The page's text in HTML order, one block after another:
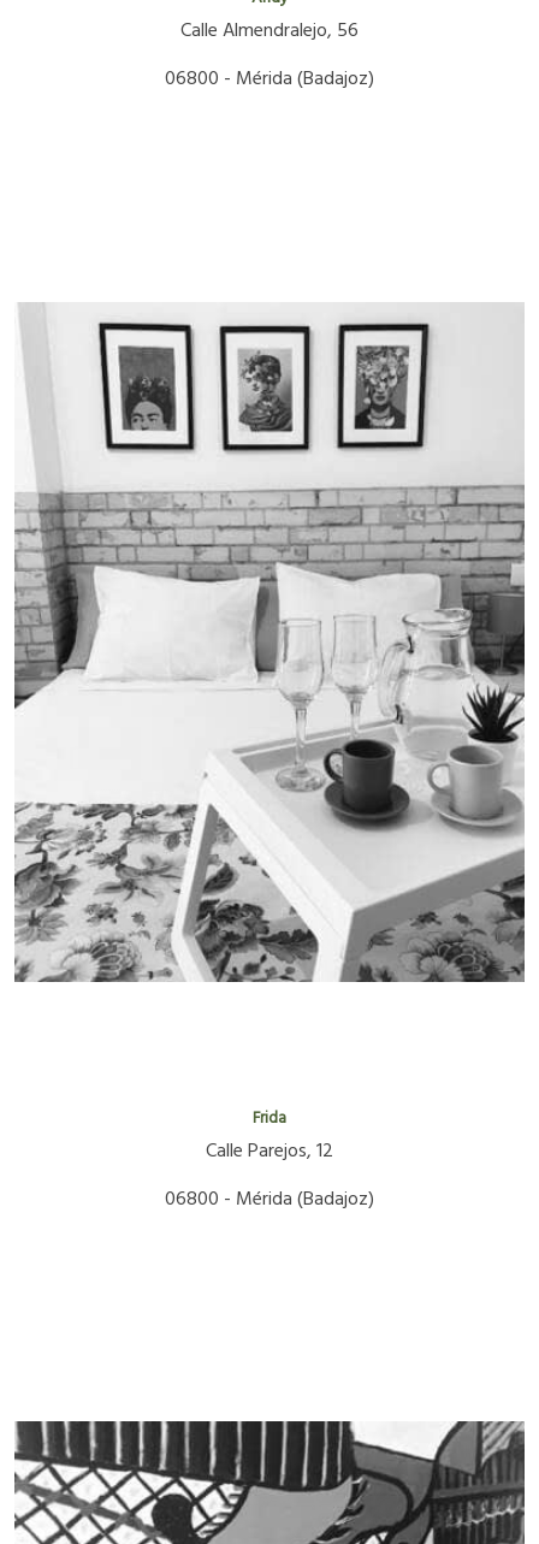
Calle Almendralejo, 56
06800 - Mérida (Badajoz)
Frida
Calle Parejos, 12
06800 - Mérida (Badajoz)